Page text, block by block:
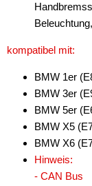
kompatibel mit:
BMW 1er
BMW 3er
BMW 5er
BMW X5
BMW X6
Hinweis:
- CAN Bus